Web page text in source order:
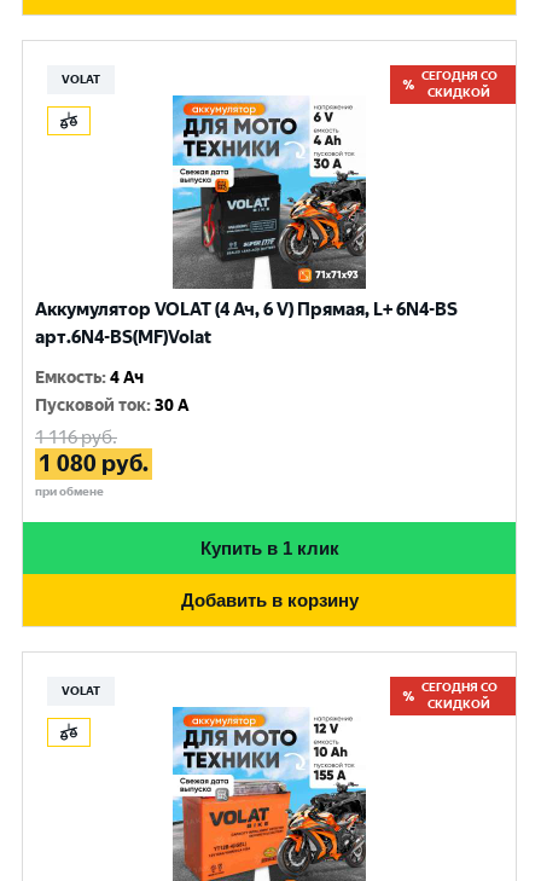
VOLAT
СЕГОДНЯ СО
СКИДКОЙ
Аккумулятор VOLAT (4 Ач, 6 V) Прямая, L+ 6N4-BS
арт.6N4-BS(MF)Volat
Емкость:4 Ач
Пусковой ток:30 A
1 116руб.
1 080 руб.
при обмене
Купить в 1 клик
Добавить в корзину
VOLAT
СЕГОДНЯ СО
СКИДКОЙ